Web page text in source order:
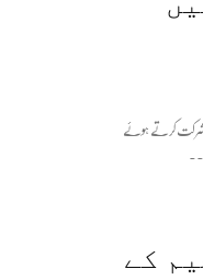
شرکت کرتے ہوئے
کے